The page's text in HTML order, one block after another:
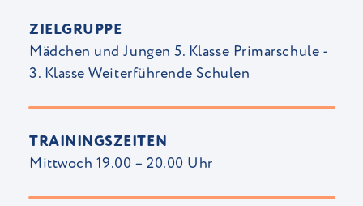
ZIELGRUPPE
Mädchen und Jungen 5. Klasse Primarschule -
3. Klasse Weiterführende Schulen
TRAININGSZEITEN
Mittwoch 19.00 – 20.00 Uhr